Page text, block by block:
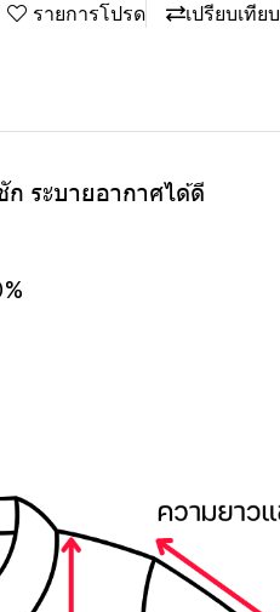
รายการโปรด เปรียบเทียบ
ระบายอากาศได้ดี